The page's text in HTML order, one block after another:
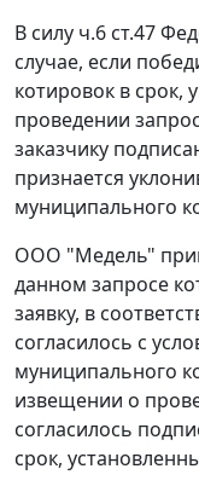
В силу ч.6 ст.47
случае, если
котировок в срок,
проведении
заказчику
признается
муниципального
ООО "Медель"
данном запросе
заявку, в
согласилось с
муниципального
извещении о
согласилось
срок,